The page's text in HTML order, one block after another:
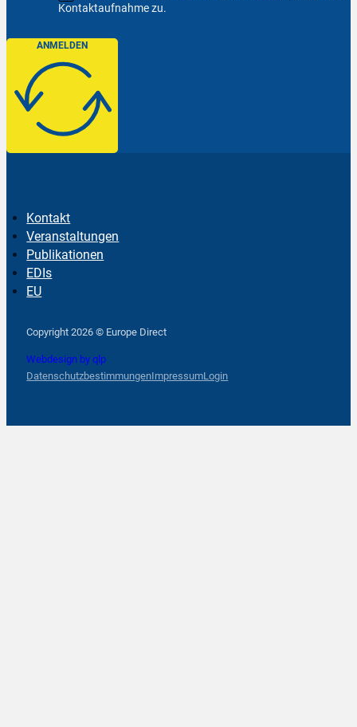
Kontaktaufnahme zu.
ANMELDEN
Kontakt
Veranstaltungen
Publikationen
EDIs
EU
Copyright 2026 © Europe Direct
Webdesign by qlp
DatenschutzbestimmungenImpressumLogin